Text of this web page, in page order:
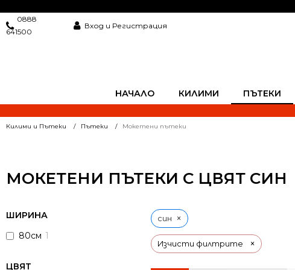
НАЧАЛО КИЛИМИ ПЪТЕКИ
0888
641500
Вход и Регистрация
Килими и Пътеки Пътеки Мокетени пътеки
МОКЕТЕНИ ПЪТЕКИ С ЦВЯТ СИН
ШИРИНА
80см 1
ЦВЯТ
Изчисти филтрите ×
син ×